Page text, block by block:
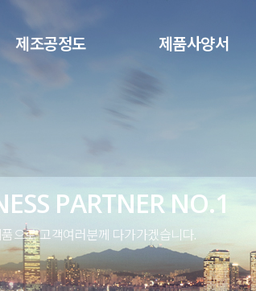
제조공정도 제품사양서
PARTNER NO.1
으로 고객여러분께 다가가겠습니다.